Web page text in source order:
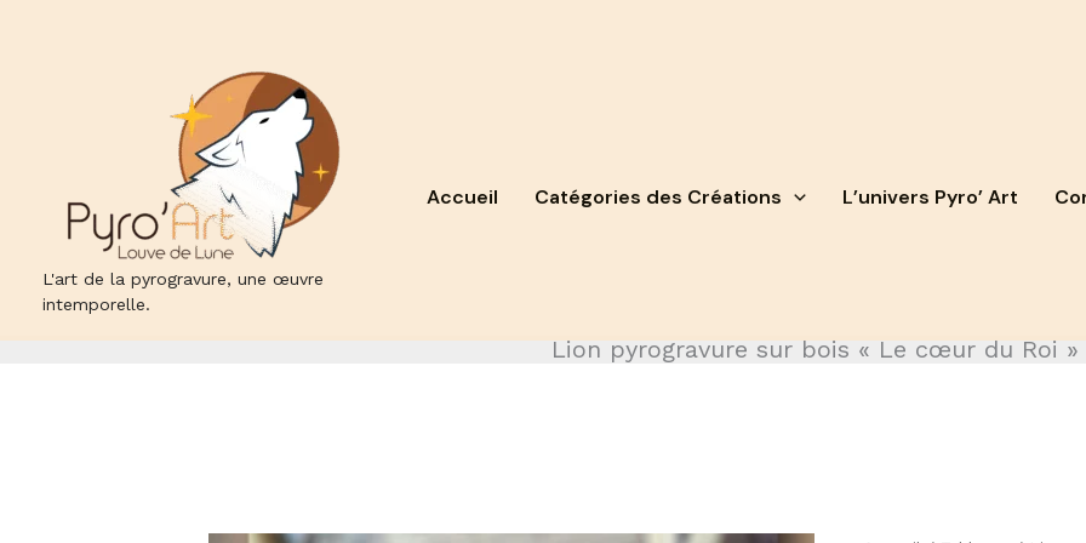
L'art de la pyrogravure, une œuvre
intemporelle.
Accueil Catégories des Créations L’univers Pyro’ Art
Lion pyrogravure sur bois « Le cœur du Roi »